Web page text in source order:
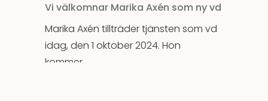
Vi välkomnar Marika Axén som ny vd
Marika Axén tillträder tjänsten som vd
idag, den 1 oktober 2024. Hon
kommer...